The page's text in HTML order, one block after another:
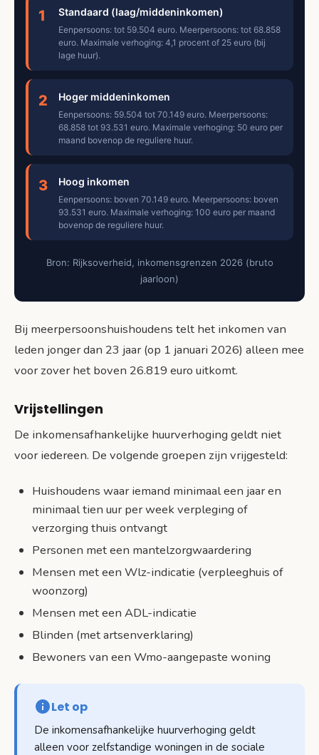
1 Standaard (laag/middeninkomen)
Eenpersoons: tot 59.504 euro. Meerpersoons: tot 68.858
euro. Maximale verhoging: 4,1 procent of 25 euro (bij
lage huur).
2 Hoger middeninkomen
Eenpersoons: 59.504 tot 70.149 euro. Meerpersoons:
68.858 tot 93.531 euro. Maximale verhoging: 50 euro per
maand bovenop de reguliere huur.
3 Hoog inkomen
Eenpersoons: boven 70.149 euro. Meerpersoons: boven
93.531 euro. Maximale verhoging: 100 euro per maand
bovenop de reguliere huur.
Bron: Rijksoverheid, inkomensgrenzen 2026 (bruto
jaarloon)
Bij meerpersoonshuishoudens telt het inkomen van
leden jonger dan 23 jaar (op 1 januari 2026) alleen mee
voor zover het boven 26.819 euro uitkomt.
Vrijstellingen
De inkomensafhankelijke huurverhoging geldt niet
voor iedereen. De volgende groepen zijn vrijgesteld:
Huishoudens waar iemand minimaal een jaar en
minimaal tien uur per week verpleging of
verzorging thuis ontvangt
Personen met een mantelzorgwaardering
Mensen met een Wlz-indicatie (verpleeghuis of
woonzorg)
Mensen met een ADL-indicatie
Blinden (met artsenverklaring)
Bewoners van een Wmo-aangepaste woning
Let op
De inkomensafhankelijke huurverhoging geldt
alleen voor zelfstandige woningen in de sociale